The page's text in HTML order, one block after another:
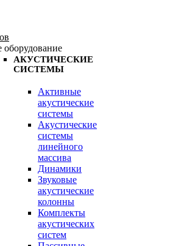
оборудование
АКУСТИЧЕСКИЕ
СИСТЕМЫ
Активные
акустические
системы
Акустические
системы
линейного
массива
Динамики
Звуковые
акустические
колонны
Комплекты
акустических
систем